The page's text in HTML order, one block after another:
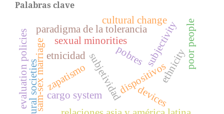
Palabras clave
cargo system dispositivos
pobressubjectivity
subjetividad
sam-sex marriage sexual minorities
paradigma de la tolerancia
cultural change
devices
ethnicity
etnicidad
zapatismo
plural societies
poor people
evaluation policies